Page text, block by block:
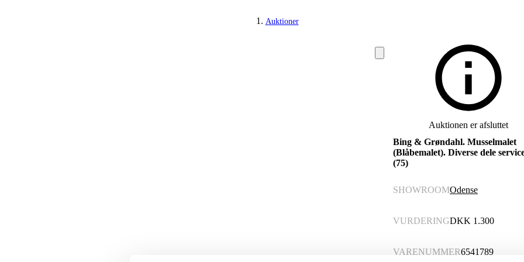
Auktioner
Auktionen er afsluttet
Bing & Grøndahl. Musselmalet
(Blåbemalet). Diverse dele
(75)
SHOWROOMOdense
VURDERINGDKK 1.300
VARENUMMER6541789